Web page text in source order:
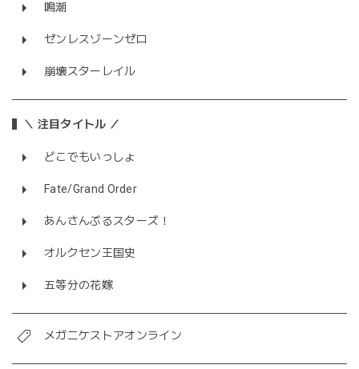
鳴潮
ゼンレスゾーンゼロ
崩壊スターレイル
＼ 注目タイトル ／
どこでもいっしょ
Fate/Grand Order
あんさんぶるスターズ！
オルクセン王国史
五等分の花嫁
メガニケストアオンライン